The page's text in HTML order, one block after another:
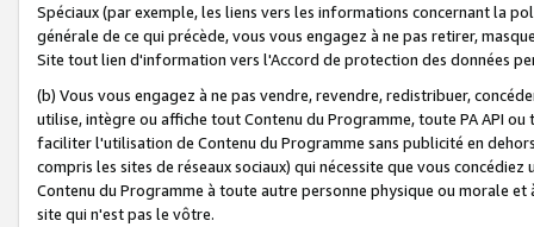
Spéciaux (par exemple, les liens vers les informations concernant la
générale de ce qui précède, vous vous engagez à ne pas retirer,
Site tout lien d'information vers l'Accord de protection des données
(b) Vous vous engagez à ne pas vendre, revendre, redistribuer,
utilise, intègre ou affiche tout Contenu du Programme, toute PA API
faciliter l'utilisation de Contenu du Programme sans publicité en
compris les sites de réseaux sociaux) qui nécessite que vous
Contenu du Programme à toute autre personne physique ou morale
site qui n'est pas le vôtre.